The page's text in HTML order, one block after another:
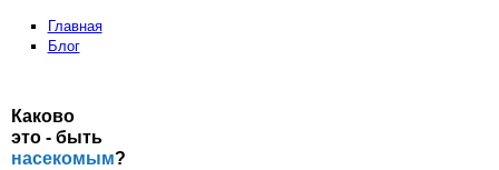
Главная
Блог
Каково
это - быть
насекомым?